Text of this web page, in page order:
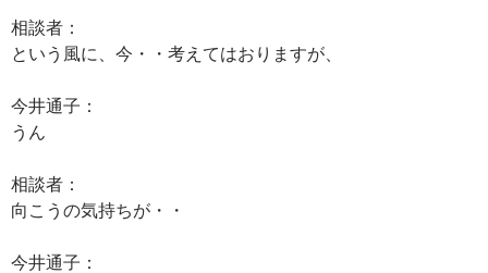
相談者：
という風に、今・・考えてはおりますが、
今井通子：
うん
相談者：
向こうの気持ちが・・
今井通子：